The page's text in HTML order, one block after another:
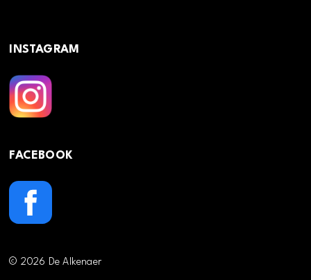
INSTAGRAM
FACEBOOK
© 2026 De Alkenaer